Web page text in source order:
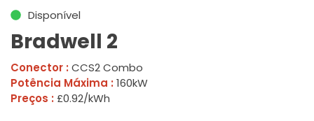
Disponível
Bradwell 2
Conector : CCS2 Combo
Potência Máxima : 160kW
Preços : £0.92/kWh